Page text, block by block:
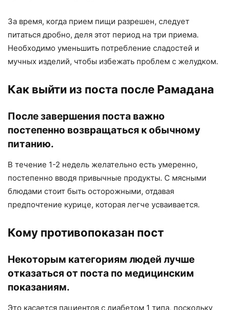
За время, когда прием пищи разрешен, следует
питаться дробно, деля этот период на три приема.
Необходимо уменьшить потребление сладостей и
мучных изделий, чтобы избежать проблем с желудком.
Как выйти из поста после Рамадана
После завершения поста важно
постепенно возвращаться к обычному
питанию.
В течение 1-2 недель желательно есть умеренно,
постепенно вводя привычные продукты. С мясными
блюдами стоит быть осторожными, отдавая
предпочтение курице, которая легче усваивается.
Кому противопоказан пост
Некоторым категориям людей лучше
отказаться от поста по медицинским
показаниям.
Это касается пациентов с диабетом 1 типа, поскольку